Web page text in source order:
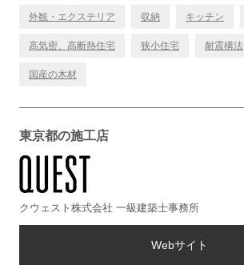
外観・エクステリア 収納 キッチン
高気密、高断熱住宅 狭小住宅 耐震構法
国産の木材
東京都の施工店
クウェスト株式会社 一級建築士事務所
Webサイト